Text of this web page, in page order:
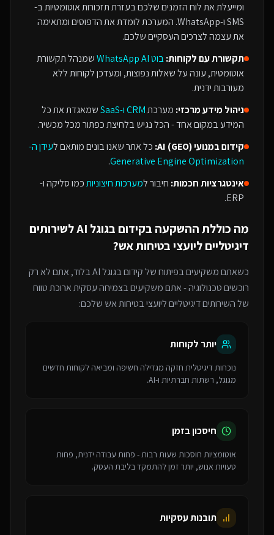
ומייעלת את לוח הזמנים שלכם בעזרת תזכורות אוטומטיות ב-
SMS ו-WhatsApp. המערכת לומדת את הדפוסים ומתאימה
את עצמה לצרכים העסקיים שלכם.
תקשורת עם לקוחות:בוט WhatsApp AI
שמנהל תקשורת
אוטומטית, עונה על שאלות נפוצות, ומעדכן לקוחות ללא
מעורבות ידנית.
ניהול מידע מרכזי: מערכתCRM ו-SaaS
שמאגדת את כל
המידע במקום אחד - הכל נגיש בלחיצת כפתור מכל מכשיר.
קידום במנועי AI (GEO):
כל אתר שאנו בונים מותאם לעידן ה-
Generative Engine Optimization
.
אינטגרציות חכמות: חיבור למערכות חיצוניותכמו סליקה ו-
ERP.
מה כוללת ההשקעה בקידום בגוגל AI לשירותים
דיגיטליים ליועצי בטיחות אש?
כשאתם משקיעים בפיתוח שלקידום בגוגל AI בלוד, אתם לא רק
רוכשים טכנולוגיה - אתם משקיעים בצמיחה עסקית ארוכת טווח
של השירותים דיגיטליים ליועצי בטיחות אש שלכם:
יותר לקוחות
נוכחות דיגיטלית חזקה מגדילה חשיפה ומביאה לקוחות חדשים
מגוגל, רשתות חברתיות ו-AI.
חיסכון בזמן
אוטומציות חוסכות שעות רבות - פחות עבודה ידנית, פחות
טעויות אנוש, יותר זמן להתמקד בליבת העסק.
תובנות עסקיות